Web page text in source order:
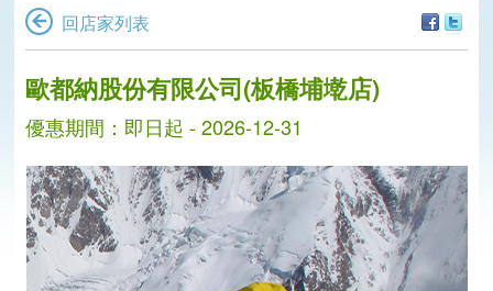
回店家列表
歐都納股份有限公司(板橋埔墘店)
優惠期間：即日起 - 2026-12-31